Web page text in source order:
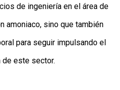
de ingeniería en el área de
amoniaco, sino que también
para seguir impulsando el
de este sector.